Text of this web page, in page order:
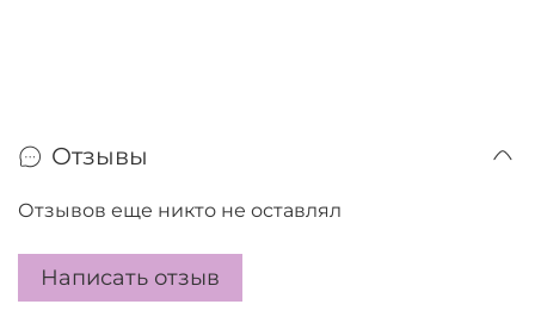
Отзывы
Отзывов еще никто не оставлял
Написать отзыв